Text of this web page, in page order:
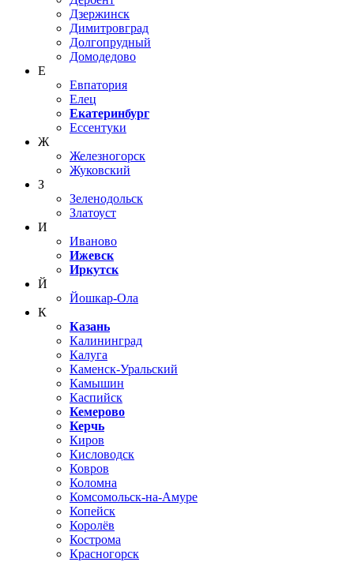
Дзержинск
Димитровград
Долгопрудный
Домодедово
Е
Евпатория
Елец
Екатеринбург
Ессентуки
Ж
Железногорск
Жуковский
З
Зеленодольск
Златоуст
И
Иваново
Ижевск
Иркутск
Й
Йошкар-Ола
К
Казань
Калининград
Калуга
Каменск-Уральский
Камышин
Каспийск
Кемерово
Керчь
Киров
Кисловодск
Ковров
Коломна
Комсомольск-на-Амуре
Копейск
Королёв
Кострома
Красногорск